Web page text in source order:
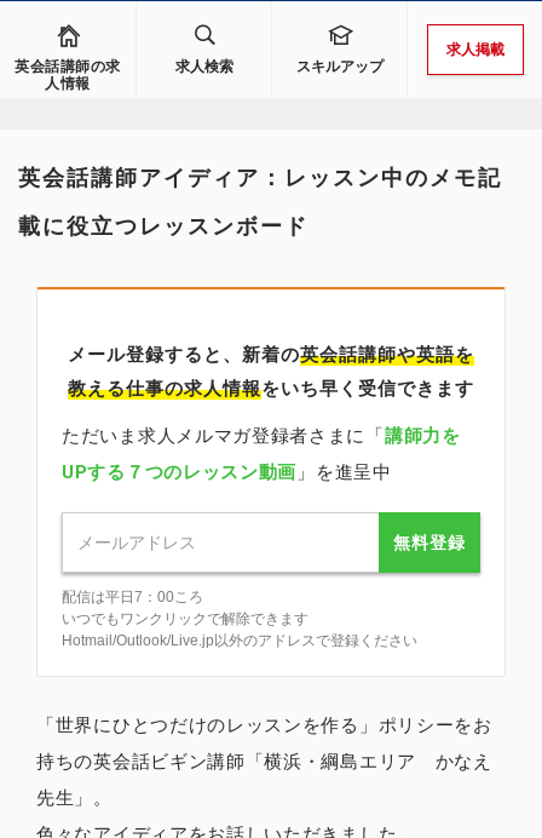
英会話講師の求
人情報
求人検索 スキルアップ
求人掲載
英会話講師アイディア：レッスン中のメモ記
載に役立つレッスンボード
メール登録すると、新着の英会話講師や英語を
教える仕事の求人情報をいち早く受信できます
ただいま求人メルマガ登録者さまに「講師力を
UPする７つのレッスン動画 」を進呈中
無料登録
配信は平日7：00ころ
いつでもワンクリックで解除できます
Hotmail/Outlook/Live.jp以外のアドレスで登録ください
「世界にひとつだけのレッスンを作る」ポリシーをお
持ちの英会話ビギン講師「横浜・綱島エリア かなえ
先生」。